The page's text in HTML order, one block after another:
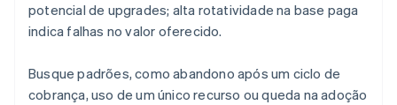
potencial de upgrades; alta rotatividade na base paga
indica falhas no valor oferecido.
Busque padrões, como abandono após um ciclo de
cobrança, uso de um único recurso ou queda na adoção